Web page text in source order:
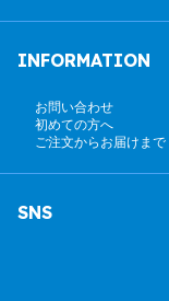
INFORMATION
お問い合わせ
初めての方へ
ご注文からお届けまで
SNS